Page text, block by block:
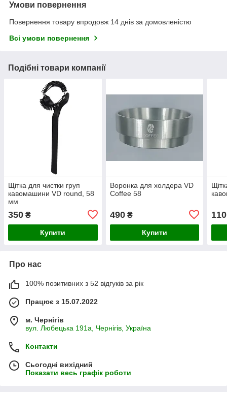
Умови повернення
Повернення товару впродовж 14 днів за домовленістю
Всі умови повернення
Подібні товари компанії
Щітка для чистки груп
кавомашини VD round, 58
мм
350 ₴
Купити
Воронка для холдера VD
Coffee 58
490₴
Купити
110
Про нас
100% позитивних з 52 відгуків за рік
Працює з 15.07.2022
м. Чернігів
вул. Любецька 191а, Чернігів, Україна
Контакти
Сьогодні вихідний
Показати весь графік роботи